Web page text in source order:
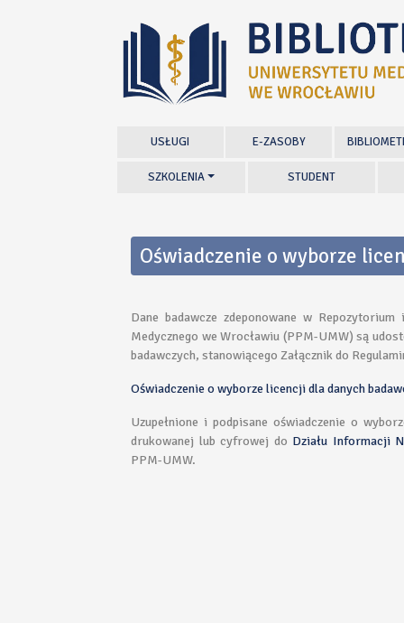
USŁUGI E-ZASOBY
SZKOLENIA STUDENT
Oświadczenie o wyborze
Dane badawcze zdeponowane w
Medycznego we Wrocławiu (PPM-UMW) są
badawczych, stanowiącego Załącznik do
Oświadczenie o wyborze licencji dla danych
Uzupełnione i podpisane oświadczenie o
drukowanej lub cyfrowej do Działu Informacji
PPM-UMW.